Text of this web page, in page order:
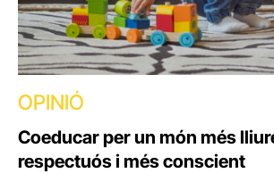
OPINIÓ
Coeducar per un món més
respectuós i més conscient